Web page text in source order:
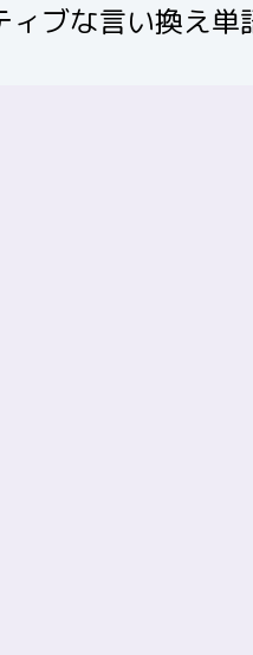
ブな言い換え単